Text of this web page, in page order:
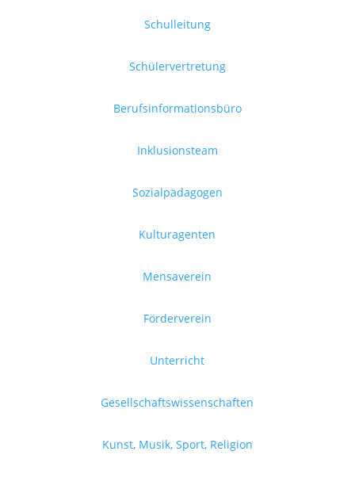
Schulleitung
Schülervertretung
Berufsinformationsbüro
Inklusionsteam
Sozialpädagogen
Kulturagenten
Mensaverein
Förderverein
Unterricht
Gesellschaftswissenschaften
Kunst, Musik, Sport, Religion